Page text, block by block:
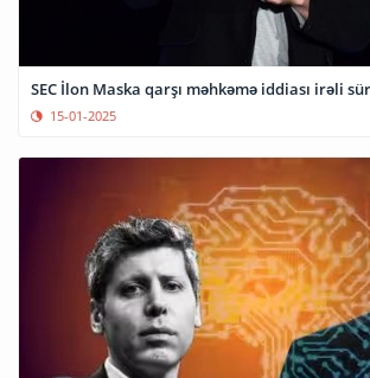
SEC İlon Maska qarşı məhkəmə iddiası irəli
15-01-2025